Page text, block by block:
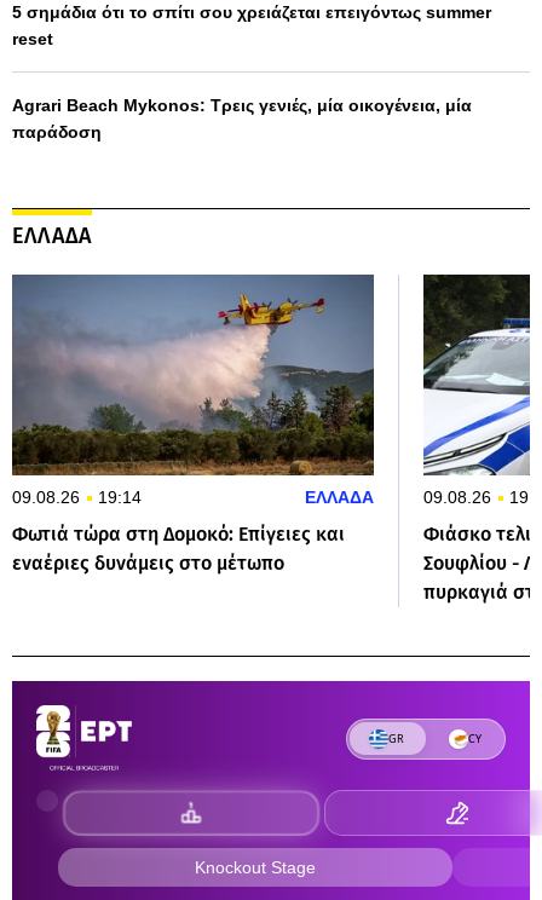
5 σημάδια ότι το σπίτι σου χρειάζεται επειγόντως summer
reset
Agrari Beach Mykonos: Τρεις γενιές, μία οικογένεια, μία
παράδοση
ΕΛΛΑΔΑ
09.08.26 19:14 ΕΛΛΑΔΑ
Φωτιά τώρα στη Δομοκό: Επίγειες και
εναέριες δυνάμεις στο μέτωπο
09.08.26
Φιάσκο
Σουφλίου -
πυρκαγιά